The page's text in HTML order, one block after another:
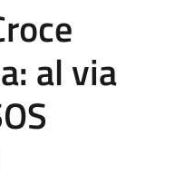
al via